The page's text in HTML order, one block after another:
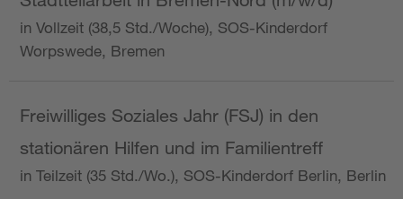
in Vollzeit (38,5 Std./Woche), SOS-Kinderdorf
Worpswede, Bremen
Freiwilliges Soziales Jahr (FSJ) in den
stationären Hilfen und im Familientreff
in Teilzeit (35 Std./Wo.), SOS-Kinderdorf Berlin, Berlin